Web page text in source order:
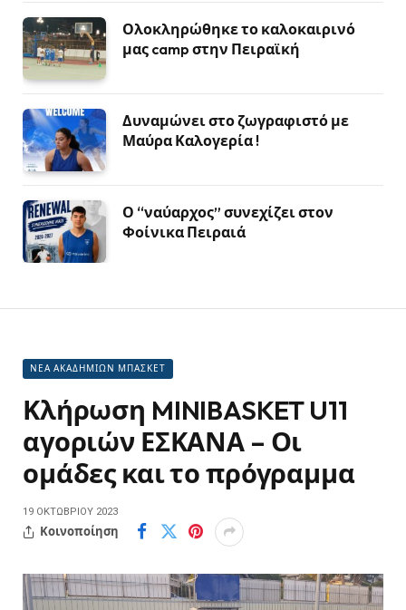
Ολοκληρώθηκε το καλοκαιρινό
μας camp στην Πειραϊκή
Δυναμώνει στο ζωγραφιστό με
Μαύρα Καλογερία !
Ο “ναύαρχος” συνεχίζει στον
Φοίνικα Πειραιά
ΝΕΑ ΑΚΑΔΗΜΙΩΝ ΜΠΑΣΚΕΤ
Κλήρωση MINIBASKET U11
αγοριών ΕΣΚΑΝΑ – Οι
ομάδες και το πρόγραμμα
19 ΟΚΤΩΒΡΊΟΥ 2023
Κοινοποίηση